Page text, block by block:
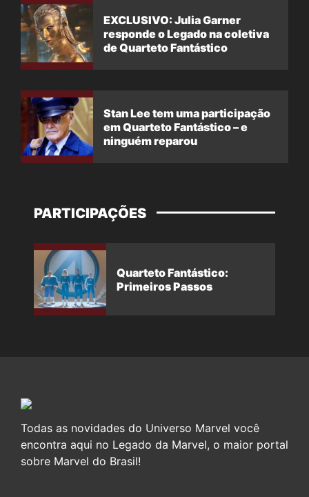
EXCLUSIVO: Julia Garner
responde o Legado na coletiva
de Quarteto Fantástico
Stan Lee tem uma participação
em Quarteto Fantástico – e
ninguém reparou
PARTICIPAÇÕES
Quarteto Fantástico:
Primeiros Passos
Todas as novidades do Universo Marvel você
encontra aqui no Legado da Marvel, o maior portal
sobre Marvel do Brasil!